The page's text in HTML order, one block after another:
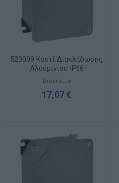
520009 Κουτί Διακλάδωσης
Αλουμινίου IP66
100x100x59 UNIBOX
Διαθέσιμο
17,07 €